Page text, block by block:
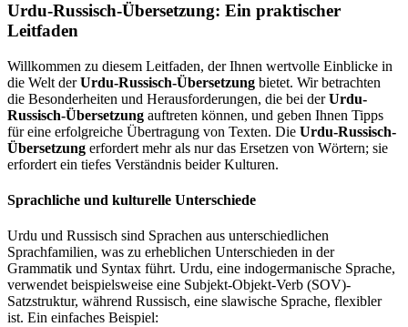
Urdu-Russisch-Übersetzung: Ein praktischer
Leitfaden
Willkommen zu diesem Leitfaden, der Ihnen wertvolle Einblicke in
die Welt derUrdu-Russisch-Übersetzung bietet. Wir betrachten
die Besonderheiten und Herausforderungen, die bei derUrdu-
Russisch-Übersetzung auftreten können, und geben Ihnen Tipps
für eine erfolgreiche Übertragung von Texten. Die Urdu-Russisch-
Übersetzung erfordert mehr als nur das Ersetzen von Wörtern; sie
erfordert ein tiefes Verständnis beider Kulturen.
Sprachliche und kulturelle Unterschiede
Urdu und Russisch sind Sprachen aus unterschiedlichen
Sprachfamilien, was zu erheblichen Unterschieden in der
Grammatik und Syntax führt. Urdu, eine indogermanische Sprache,
verwendet beispielsweise eine Subjekt-Objekt-Verb (SOV)-
Satzstruktur, während Russisch, eine slawische Sprache, flexibler
ist. Ein einfaches Beispiel: